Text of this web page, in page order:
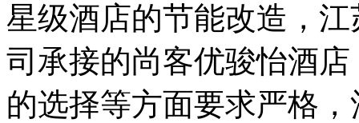
星级酒店的节能改造，
司承接的尚客优骏怡酒
的选择等方面要求严格